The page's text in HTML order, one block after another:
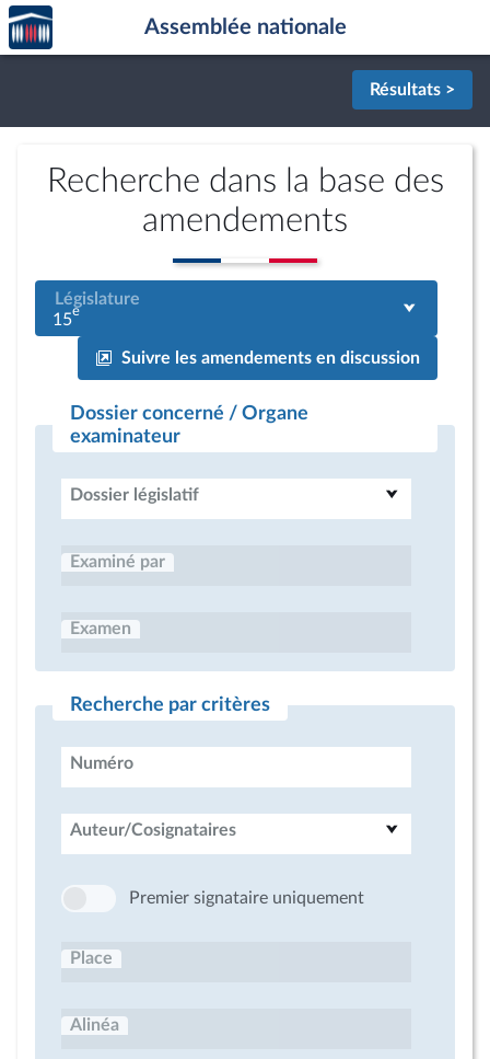
Aller au contenu
Aller en bas de la page
Accèder
à la
page
Assemblée nationale
Résultats >
Recherche dans la base des
amendements
Législature
15e
Suivre les amendements en discussion
Dossier concerné / Organe
examinateur
Dossier législatif
Examiné par
Examen
Recherche par critères
Numéro
Auteur/Cosignataires
Premier signataire uniquement
Place
Alinéa